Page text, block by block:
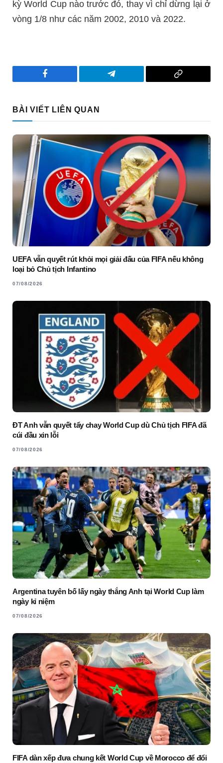
kỳ World Cup nào trước đó, thay vì chỉ dừng lại ở
vòng 1/8 như các năm 2002, 2010 và 2022.
Facebook Telegram
Copy
BÀI VIẾT LIÊN QUAN
UEFA vẫn quyết rút khỏi mọi giải đấu của FIFA nếu không
loại bỏ Chủ tịch Infantino
07/08/2026
ĐT Anh vẫn quyết tẩy chay World Cup dù Chủ tịch FIFA đã
cúi đầu xin lỗi
07/08/2026
Argentina tuyên bố lấy ngày thắng Anh tại World Cup làm
ngày kỉ niệm
07/08/2026
FIFA dàn xếp đưa chung kết World Cup về Morocco để đổi